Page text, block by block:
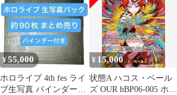
¥55,000
ホロライブ 4th fes ライ
ブ生写真 バインダー付
¥ 15,000
状態A ハコス・ベール
ズ OUR hBP06-005 ホロ